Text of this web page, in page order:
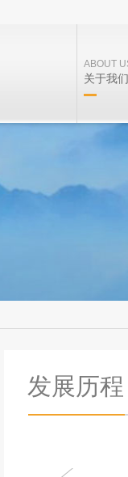
ABOUT
关于我们
发展历程